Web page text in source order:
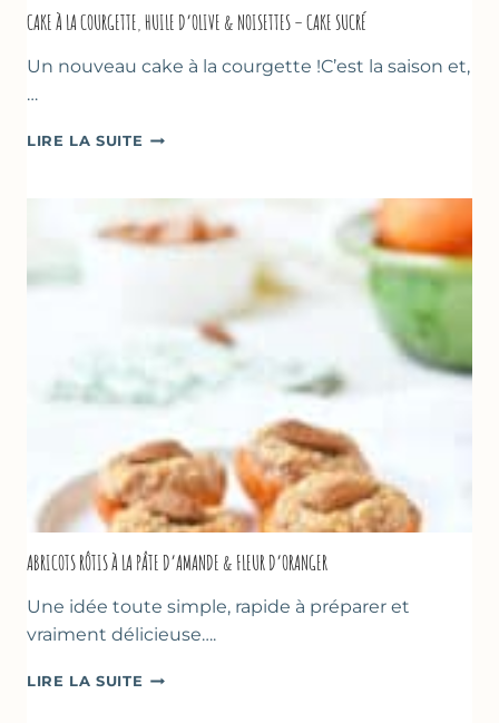
CAKE À LA COURGETTE, HUILE D’OLIVE & NOISETTES – CAKE SUCRÉ
Un nouveau cake à la courgette !C’est la saison et,
…
LIRE LA SUITE CAKE
COURGETTE,
HUILE
D’OLIVE
ABRICOTS RÔTIS À LA PÂTE D’AMANDE & FLEUR D’ORANGER
Une idée toute simple, rapide à préparer et
vraiment délicieuse….
LIRE LA SUITE ABRICOTS